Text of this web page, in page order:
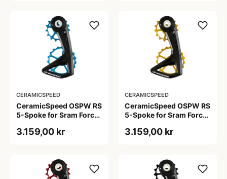
CERAMICSPEED
CeramicSpeed OSPW RS
5-Spoke for Sram Force
3.159,00 kr
CERAMICSPEED
CeramicSpeed OSPW RS
5-Spoke for Sram Force
3.159,00 kr